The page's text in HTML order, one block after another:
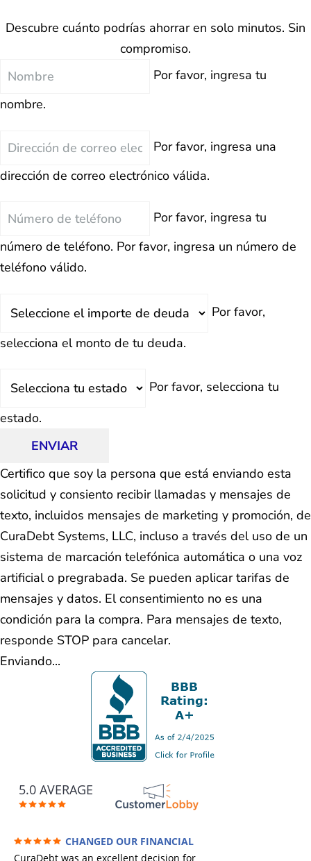
Descubre cuánto podrías ahorrar en solo minutos. Sin
compromiso.
Nombre
Por favor, ingresa tu
nombre.
Correo
Por favor, ingresa una
dirección de correo electrónico válida.
Teléfono
Por favor, ingresa tu
número de teléfono. Por favor, ingresa un número de
teléfono válido.
Por favor,
selecciona el monto de tu deuda.
Por favor, selecciona tu
estado.
ENVIAR
Certifico que soy la persona que está enviando esta
solicitud y consiento recibir llamadas y mensajes de
texto, incluidos mensajes de marketing y promoción, de
CuraDebt Systems, LLC, incluso a través del uso de un
sistema de marcación telefónica automática o una voz
artificial o pregrabada. Se pueden aplicar tarifas de
mensajes y datos. El consentimiento no es una
condición para la compra. Para mensajes de texto,
responde STOP para cancelar.
Enviando...
5.0 AVERAGE
CHANGED OUR FINANCIAL
FUTURE (credit 200 Points / 90 K in debt
CuraDebt was an excellent decision for